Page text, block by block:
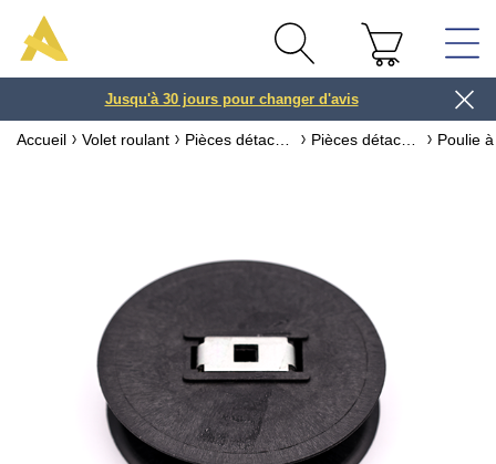
3 ou 4x
Jusqu'à 30 jours pour changer d'avis
Accueil Volet roulant